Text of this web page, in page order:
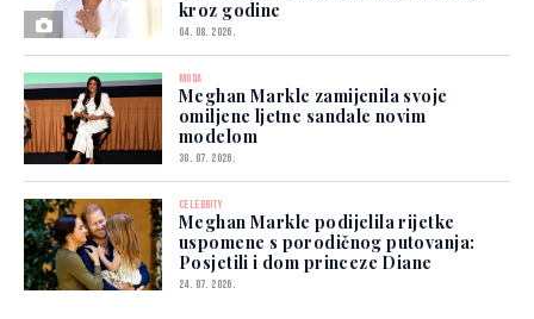
kroz godine
04. 08. 2026.
MODA
Meghan Markle zamijenila svoje
omiljene ljetne sandale novim
modelom
30. 07. 2026.
CELEBRITY
Meghan Markle podijelila rijetke
uspomene s porodičnog putovanja:
Posjetili i dom princeze Diane
24. 07. 2026.